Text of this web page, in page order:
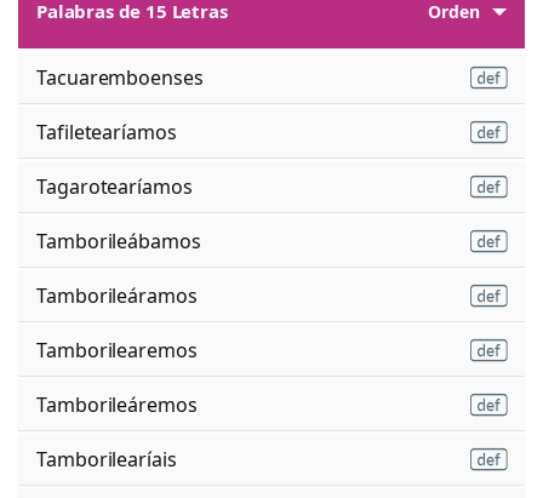
Palabras de 15 Letras Orden
Tacuaremboenses
Tafiletearíamos
Tagarotearíamos
Tamborileábamos
Tamborileáramos
Tamborilearemos
Tamborileáremos
Tamborilearíais